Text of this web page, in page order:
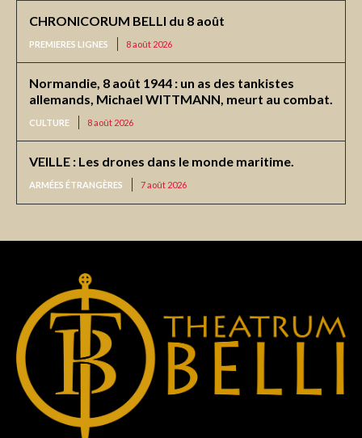
CHRONICORUM BELLI du 8 août
PREMIERES LIGNES 8 août 2026
Normandie, 8 août 1944 : un as des tankistes
allemands, Michael WITTMANN, meurt au combat.
CULTURE 8 août 2026
VEILLE : Les drones dans le monde maritime.
ARMÉES ÉTRANGÈRES 7 août 2026